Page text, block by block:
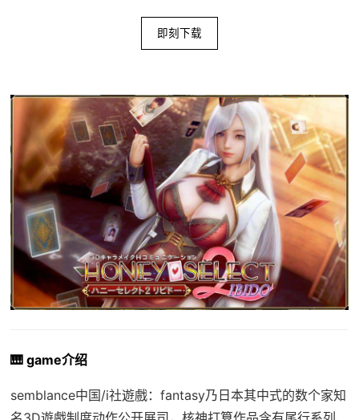
即刻下载
🎹 game介绍
semblance中国/i社遊戲：fantasy乃日本其中式的数个家知